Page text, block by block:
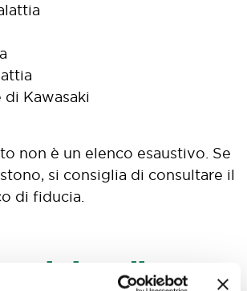
di Kawasaki
non è un elenco esaustivo. Se
si consiglia di consultare il
di fiducia.
i rimedi